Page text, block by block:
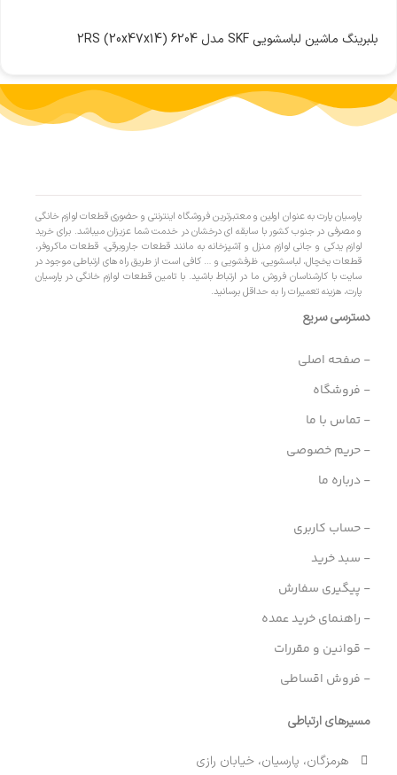
بلبرینگ ماشین لباسشویی SKF مدل 6204 2RS (20x47x14)
پارسیان پارت به عنوان اولین و معتبرترین فروشگاه اینترنتی و حضوری قطعات لوازم خانگی
و مصرفی در جنوب کشور با سابقه ای درخشان در خدمت شما عزیزان میباشد. برای خرید
لوازم یدکی و جانی لوازم منزل و آشپزخانه به مانند قطعات جاروبرقی، قطعات ماکروفر،
قطعات یخچال، لباسشویی، ظرفشویی و … کافی است از طریق راه های ارتباطی موجود در
سایت با کارشناسان فروش ما در ارتباط باشید. با تامین قطعات لوازم خانگی در پارسیان
پارت، هزینه تعمیرات را به حداقل برسانید.
دسترسی سریع
- صفحه اصلی
- فروشگاه
- تماس با ما
- حریم خصوصی
- درباره ما
- حساب کاربری
- سبد خرید
- پیگیری سفارش
- راهنمای خرید عمده
- قوانین و مقررات
- فروش اقساطی
مسیرهای ارتباطی
هرمزگان، پارسیان، خیابان رازی